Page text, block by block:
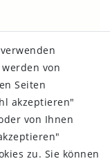
von
Seiten
akzeptieren"
von Ihnen
zu. Sie können